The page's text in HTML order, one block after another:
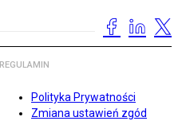
REGULAMIN
Polityka Prywatności
Zmiana ustawień zgód